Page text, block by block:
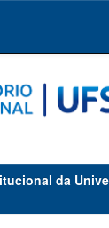
da